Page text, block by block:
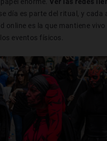
enorme. Ver las redes
día es parte del ritual, y cada
online es la que mantiene vivo
eventos físicos.